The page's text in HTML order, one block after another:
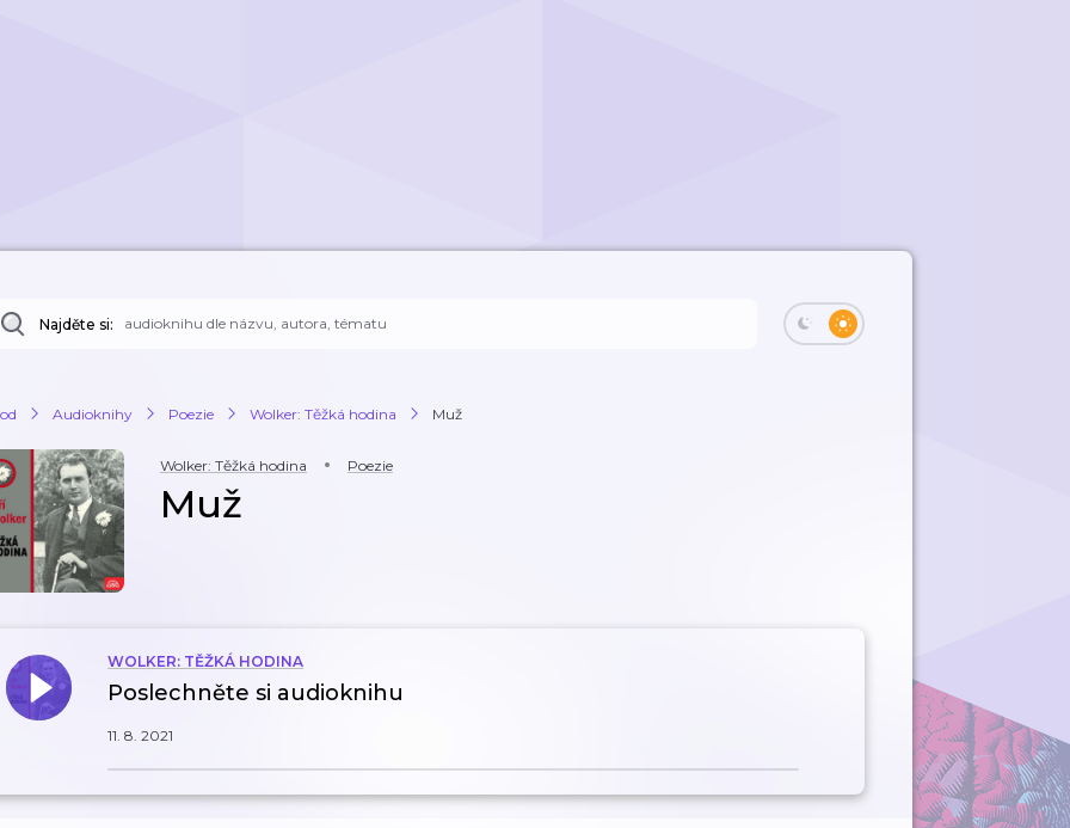
Najděte si:
Audioknihy Poezie Wolker: Těžká hodina Muž
Wolker: Těžká hodina Poezie
Muž
WOLKER: TĚŽKÁ HODINA
Poslechněte si audioknihu
11. 8. 2021